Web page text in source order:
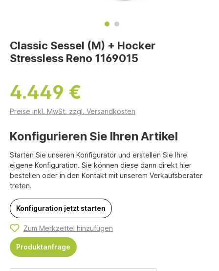
Classic Sessel (M) + Hocker
Stressless Reno 1169015
4.449 €
Preise inkl. MwSt. zzgl. Versandkosten
Konfigurieren Sie Ihren Artikel
Starten Sie unseren Konfigurator und erstellen Sie Ihre
eigene Konfiguration. Sie können diese dann direkt hier
bestellen oder in den Kontakt mit unserem Verkaufsberater
treten.
Konfiguration jetzt starten
Zum Merkzettel hinzufügen
Produktanfrage